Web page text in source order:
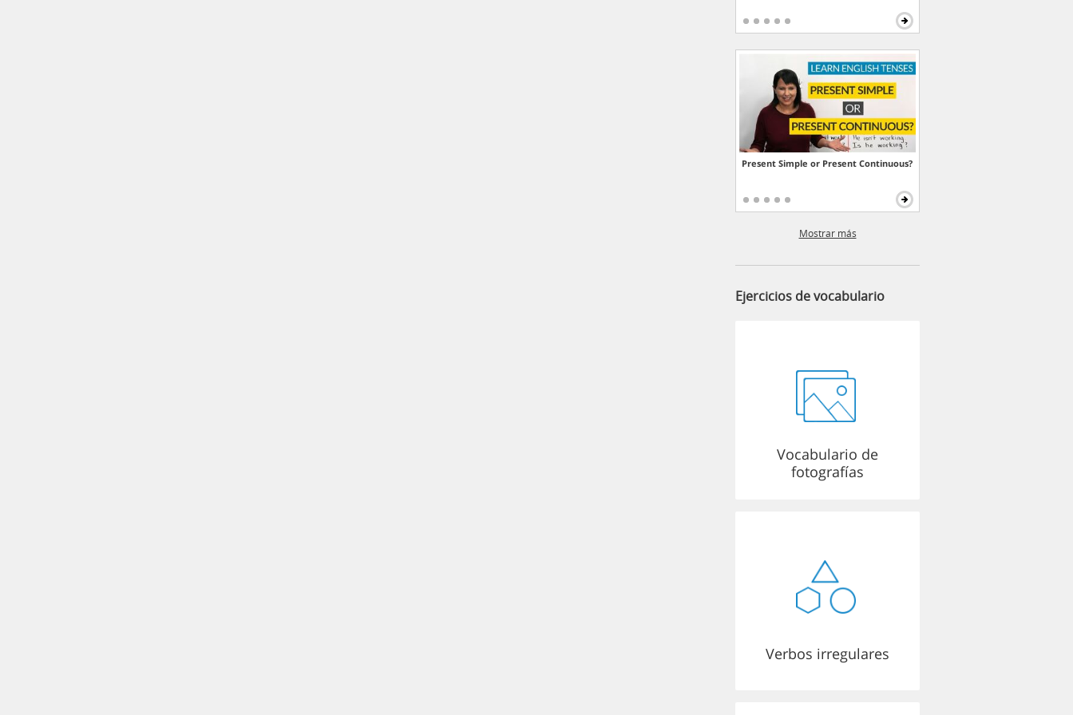
Present Simple or Present Continuous?
Mostrar más
Ejercicios de vocabulario
Vocabulario de
fotografías
Verbos irregulares